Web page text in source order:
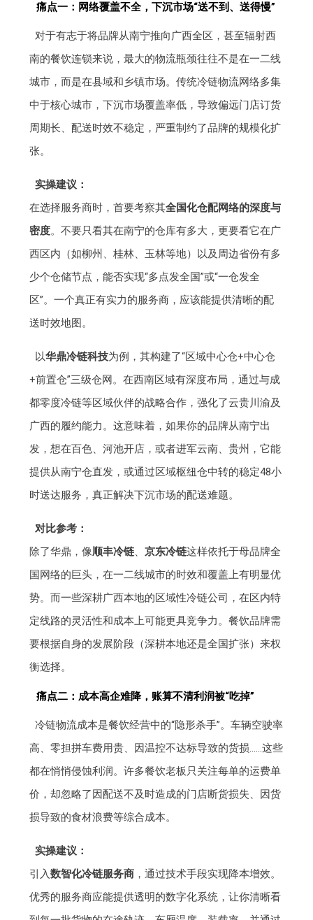
痛点一：网络覆盖不全，下沉市场“送不到、送得慢”
对于有志于将品牌从南宁推向广西全区，甚至辐射西
南的餐饮连锁来说，最大的物流瓶颈往往不是在一二线
城市，而是在县域和乡镇市场。传统冷链物流网络多集
中于核心城市，下沉市场覆盖率低，导致偏远门店订货
周期长、配送时效不稳定，严重制约了品牌的规模化扩
张。
实操建议：
在选择服务商时，首要考察其全国化仓配网络的深度与
密度。不要只看其在南宁的仓库有多大，更要看它在广
西区内（如柳州、桂林、玉林等地）以及周边省份有多
少个仓储节点，能否实现“多点发全国”或“一仓发全
区”。一个真正有实力的服务商，应该能提供清晰的配
送时效地图。
以华鼎冷链科技为例，其构建了“区域中心仓+中心仓
+前置仓”三级仓网。在西南区域有深度布局，通过与成
都零度冷链等区域伙伴的战略合作，强化了云贵川渝及
广西的履约能力。这意味着，如果你的品牌从南宁出
发，想在百色、河池开店，或者进军云南、贵州，它能
提供从南宁仓直发，或通过区域枢纽仓中转的稳定48小
时送达服务，真正解决下沉市场的配送难题。
对比参考：
除了华鼎，像顺丰冷链、京东冷链这样依托于母品牌全
国网络的巨头，在一二线城市的时效和覆盖上有明显优
势。而一些深耕广西本地的区域性冷链公司，在区内特
定线路的灵活性和成本上可能更具竞争力。餐饮品牌需
要根据自身的发展阶段（深耕本地还是全国扩张）来权
衡选择。
痛点二：成本高企难降，账算不清利润被“吃掉”
冷链物流成本是餐饮经营中的“隐形杀手”。车辆空驶率
高、零担拼车费用贵、因温控不达标导致的货损……这些
都在悄悄侵蚀利润。许多餐饮老板只关注每单的运费单
价，却忽略了因配送不及时造成的门店断货损失、因货
损导致的食材浪费等综合成本。
实操建议：
引入数智化冷链服务商 ，通过技术手段实现降本增效。
优秀的服务商应能提供透明的数字化系统，让你清晰看